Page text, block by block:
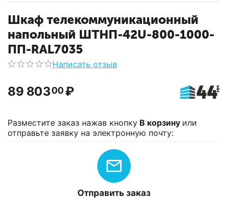
Шкаф телекоммуникационный
напольный ШТНП-42U-800-1000-
ПП-RAL7035
Написать отзыв
89 80300 ₽
Разместите заказ нажав кнопку В корзину или
отправьте заявку на электронную почту:
Отправить заказ